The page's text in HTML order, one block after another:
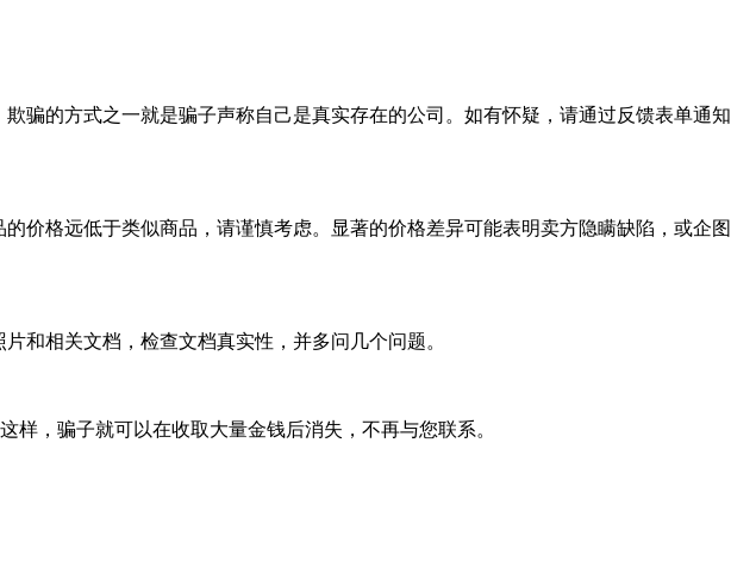
骗的方式之一就是骗子声称自己是真实存在的公司。如有怀疑，请通过反馈表单通知
价格远低于类似商品，请谨慎考虑。显著的价格差异可能表明卖方隐瞒缺陷，或企图
和相关文档，检查文档真实性，并多问几个问题。
样，骗子就可以在收取大量金钱后消失，不再与您联系。